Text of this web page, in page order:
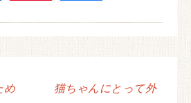
め
猫ちゃんにとって外